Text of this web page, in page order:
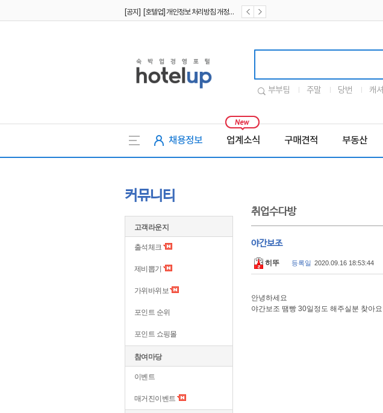
부부팀 주말 당번 캐셔
채용정보 업계소식 구매견적 부동산
커뮤니티
고객라운지
출석체크
제비뽑기
가위바위보
포인트 순위
포인트 쇼핑몰
참여마당
이벤트
매거진이벤트
취업수다방
야간보조
히뚜 등록일 2020.09.16 18:53:44
안녕하세요
야간보조 땜빵 30일정도 해주실분 찾아요